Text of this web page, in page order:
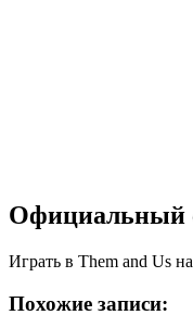
Официальный
Играть в Them and Us
Похожие записи: